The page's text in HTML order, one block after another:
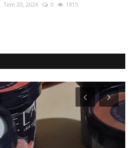
Tem 20, 2024 0 1815